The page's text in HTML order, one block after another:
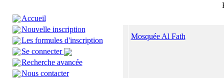
Accueil
Nouvelle inscription
Les formules d'inscription
Se connecter
Recherche avancée
Nous contacter
Mosquée Al Fath